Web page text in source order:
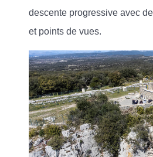
descente progressive avec
et points de vues.